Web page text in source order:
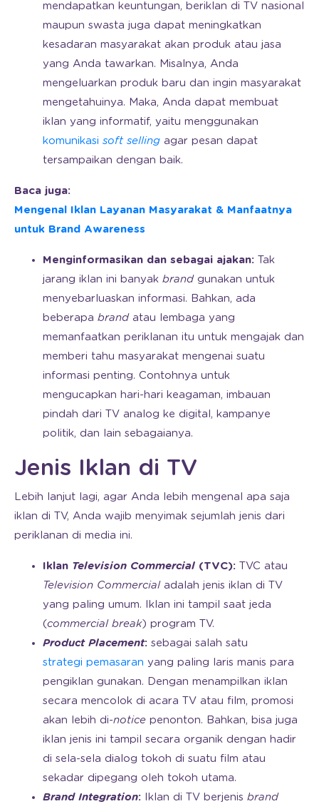
mendapatkan keuntungan, beriklan di TV nasional
maupun swasta juga dapat meningkatkan
kesadaran masyarakat akan produk atau jasa
yang Anda tawarkan. Misalnya, Anda
mengeluarkan produk baru dan ingin masyarakat
mengetahuinya. Maka, Anda dapat membuat
iklan yang informatif, yaitu menggunakan
komunikasi soft selling agar pesan dapat
tersampaikan dengan baik.
Baca juga:
Mengenal Iklan Layanan Masyarakat & Manfaatnya
untuk Brand Awareness
Menginformasikan dan sebagai ajakan: Tak
jarang iklan ini banyak brand gunakan untuk
menyebarluaskan informasi. Bahkan, ada
beberapa brand atau lembaga yang
memanfaatkan periklanan itu untuk mengajak dan
memberi tahu masyarakat mengenai suatu
informasi penting. Contohnya untuk
mengucapkan hari-hari keagaman, imbauan
pindah dari TV analog ke digital, kampanye
politik, dan lain sebagaianya.
Jenis Iklan di TV
Lebih lanjut lagi, agar Anda lebih mengenal apa saja
iklan di TV, Anda wajib menyimak sejumlah jenis dari
periklanan di media ini.
Iklan Television Commercial (TVC): TVC atau
Television Commercial adalah jenis iklan di TV
yang paling umum. Iklan ini tampil saat jeda
(commercial break) program TV.
Product Placement: sebagai salah satu
strategi pemasaran yang paling laris manis para
pengiklan gunakan. Dengan menampilkan iklan
secara mencolok di acara TV atau film, promosi
akan lebih di-notice penonton. Bahkan, bisa juga
iklan jenis ini tampil secara organik dengan hadir
di sela-sela dialog tokoh di suatu film atau
sekadar dipegang oleh tokoh utama.
Brand Integration: Iklan di TV berjenis brand